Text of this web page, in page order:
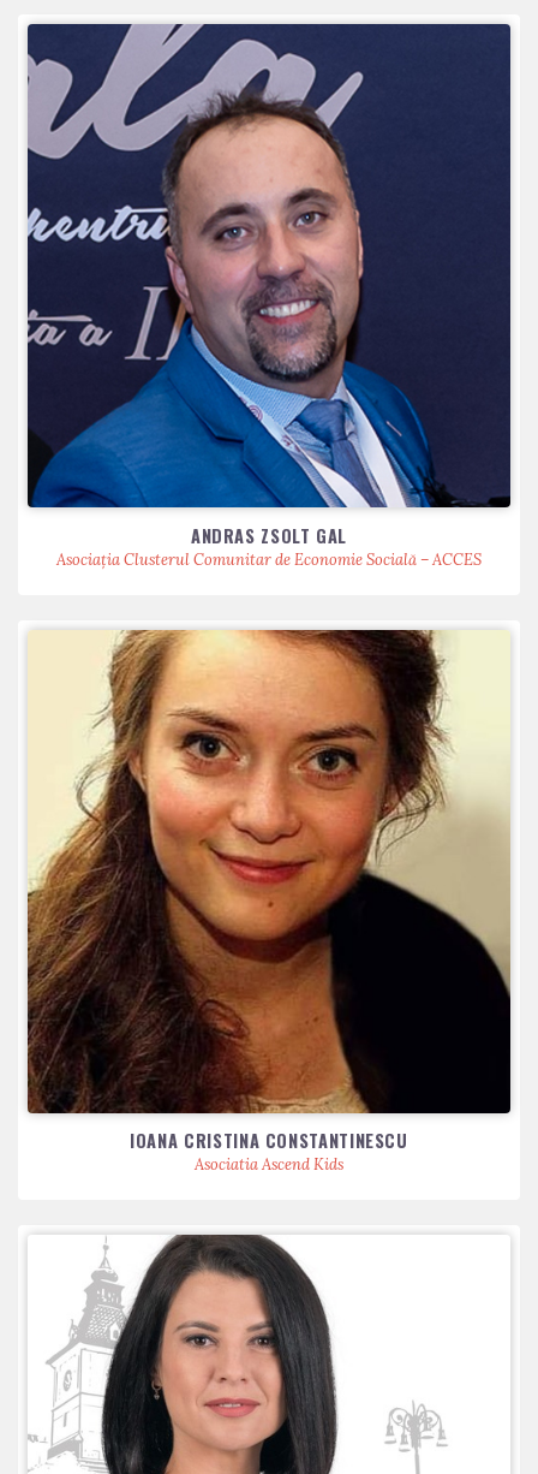
ANDRAS ZSOLT GAL
Asociația Clusterul Comunitar de Economie Socială – ACCES
IOANA CRISTINA CONSTANTINESCU
Asociatia Ascend Kids